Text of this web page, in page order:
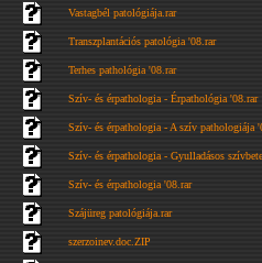
Vastagbél patológiája.rar
Transzplantációs patológia '08.rar
Terhes pathológia '08.rar
Szív- és érpathologia - Érpathológia '08.rar
Szív- és érpathologia - A szív pathologiája
Szív- és érpathologia - Gyulladásos
Szív- és érpathologia '08.rar
Szájüreg patológiája.rar
szerzoinev.doc.ZIP